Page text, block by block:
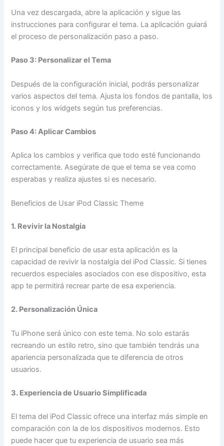
Una vez descargada, abre la aplicación y sigue las
instrucciones para configurar el tema. La aplicación guiará
el proceso de personalización paso a paso.
Paso 3: Personalizar el Tema
Después de la configuración inicial, podrás personalizar
varios aspectos del tema. Ajusta los fondos de pantalla, los
iconos y los widgets según tus preferencias.
Paso 4: Aplicar Cambios
Aplica los cambios y verifica que todo esté funcionando
correctamente. Asegúrate de que el tema se vea como
esperabas y realiza ajustes si es necesario.
Beneficios de Usar iPod Classic Theme
1. Revivir la Nostalgia
El principal beneficio de usar esta aplicación es la
capacidad de revivir la nostalgia del iPod Classic. Si tienes
recuerdos especiales asociados con ese dispositivo, esta
app te permitirá recrear parte de esa experiencia.
2. Personalización Única
Tu iPhone será único con este tema. No solo estarás
recreando un estilo retro, sino que también tendrás una
apariencia personalizada que te diferencia de otros
usuarios.
3. Experiencia de Usuario Simplificada
El tema del iPod Classic ofrece una interfaz más simple en
comparación con la de los dispositivos modernos. Esto
puede hacer que tu experiencia de usuario sea más